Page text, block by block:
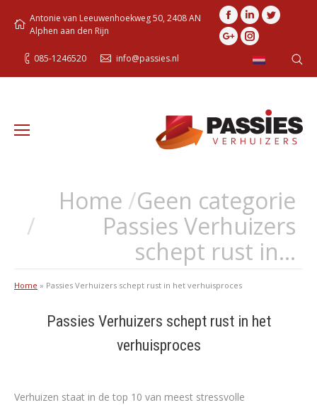
Antonie van Leeuwenhoekweg 50, 2408 AN
Alphen aan den Rijn
085-1246520 info@passies.nl
Facebook
LinkedinTwitter
Google+Instagram
Je bent hier:Home Geen categorie
Passies Verhuizers
schept rust in…
Home » Passies Verhuizers schept rust in het verhuisproces
Passies Verhuizers schept rust in het
verhuisproces
Verhuizen staat in de top 10 van meest stressvolle